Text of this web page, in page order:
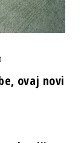
ovaj novi